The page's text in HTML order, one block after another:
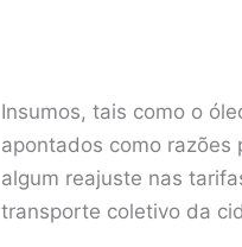
Insumos, tais como o
apontados como razões
algum reajuste nas
transporte coletivo da